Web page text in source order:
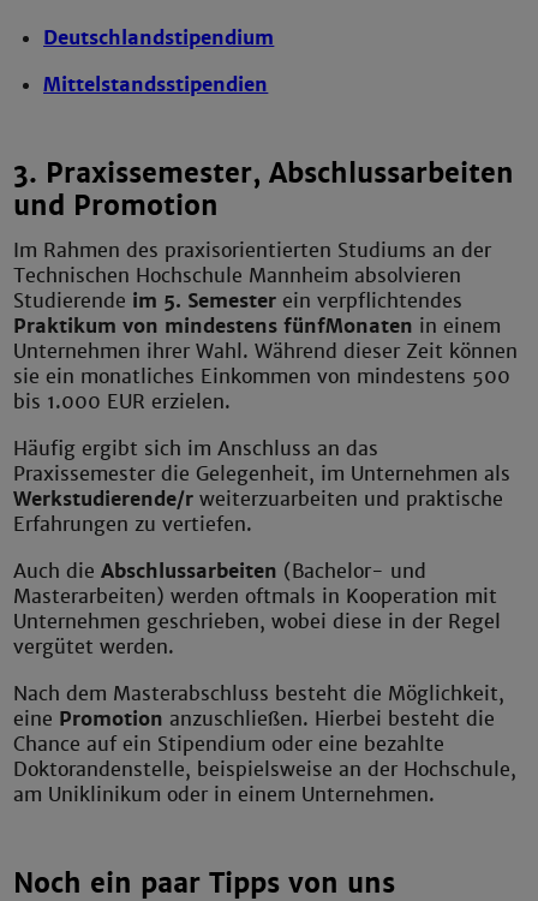
Deutschlandstipendium
Mittelstandsstipendien
3. Praxissemester, Abschlussarbeiten
und Promotion
Im Rahmen des praxisorientierten Studiums an der
Technischen Hochschule Mannheim absolvieren
Studierende im 5. Semester ein verpflichtendes
Praktikum von mindestens fünfMonaten in einem
Unternehmen ihrer Wahl. Während dieser Zeit können
sie ein monatliches Einkommen von mindestens 500
bis 1.000 EUR erzielen.
Häufig ergibt sich im Anschluss an das
Praxissemester die Gelegenheit, im Unternehmen als
Werkstudierende/r weiterzuarbeiten und praktische
Erfahrungen zu vertiefen.
Auch dieAbschlussarbeiten (Bachelor- und
Masterarbeiten) werden oftmals in Kooperation mit
Unternehmen geschrieben, wobei diese in der Regel
vergütet werden.
Nach dem Masterabschluss besteht die Möglichkeit,
eine Promotion anzuschließen. Hierbei besteht die
Chance auf ein Stipendium oder eine bezahlte
Doktorandenstelle, beispielsweise an der Hochschule,
am Uniklinikum oder in einem Unternehmen.
Noch ein paar Tipps von uns